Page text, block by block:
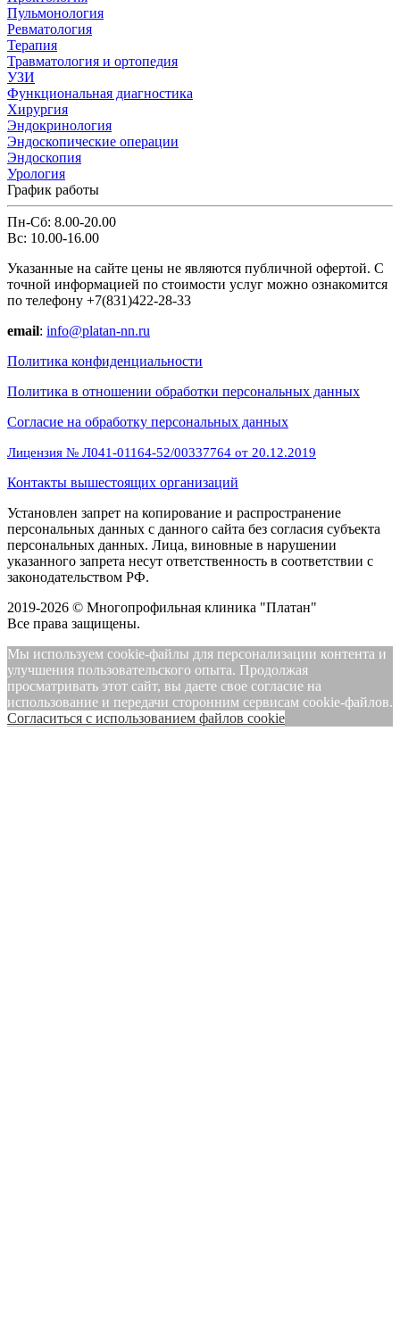
Пульмонология
Ревматология
Терапия
Травматология и ортопедия
УЗИ
Функциональная диагностика
Хирургия
Эндокринология
Эндоскопические операции
Эндоскопия
Урология
График работы
Пн-Сб: 8.00-20.00
Вс: 10.00-16.00
Указанные на сайте цены не являются публичной офертой. С
точной информацией по стоимости услуг можно ознакомится
по телефону +7(831)422-28-33
email: info@platan-nn.ru
Политика конфиденциальности
Политика в отношении обработки персональных данных
Cогласие на обработку персональных данных
Лицензия № Л041-01164-52/00337764 от 20.12.2019
Контакты вышестоящих организаций
Установлен запрет на копирование и распространение
персональных данных с данного сайта без согласия субъекта
персональных данных. Лица, виновные в нарушении
указанного запрета несут ответственность в соответствии с
законодательством РФ.
2019-2026 © Многопрофильная клиника "Платан"
Все права защищены.
Мы используем cookie-файлы для персонализации контента и
улучшения пользовательского опыта. Продолжая
просматривать этот сайт, вы даете свое согласие на
использование и передачи сторонним сервисам cookie-файлов.
Cогласиться с использованием файлов cookie